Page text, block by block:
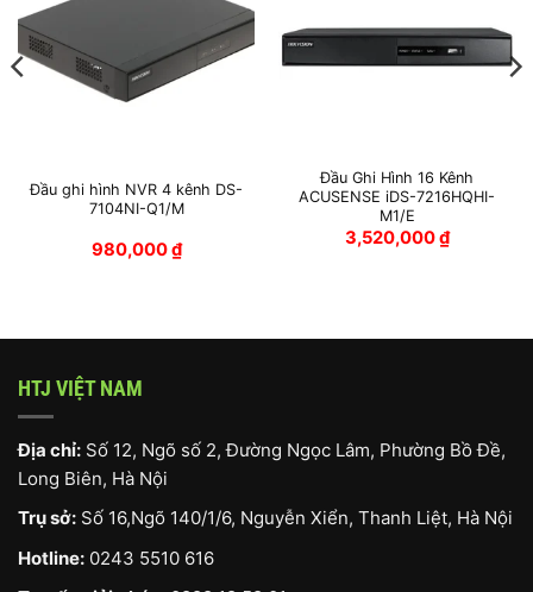
Đầu ghi hình NVR 4 kênh DS-
7104NI-Q1/M
980,000₫
Đầu Ghi Hình 16 Kênh
ACUSENSE iDS-7216HQHI-
M1/E
3,520,000₫
HTJ VIỆT NAM
Địa chỉ: Số 12, Ngõ số 2, Đường Ngọc Lâm, Phường Bồ Đề,
Long Biên, Hà Nội
Trụ sở: Số 16,Ngõ 140/1/6, Nguyễn Xiển, Thanh Liệt, Hà Nội
Hotline: 0243 5510 616